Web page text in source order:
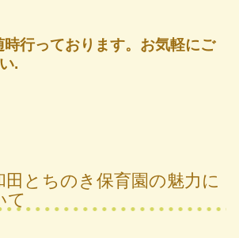
時行っております。お気軽にご
.
田とちのき保育園の魅力に
て